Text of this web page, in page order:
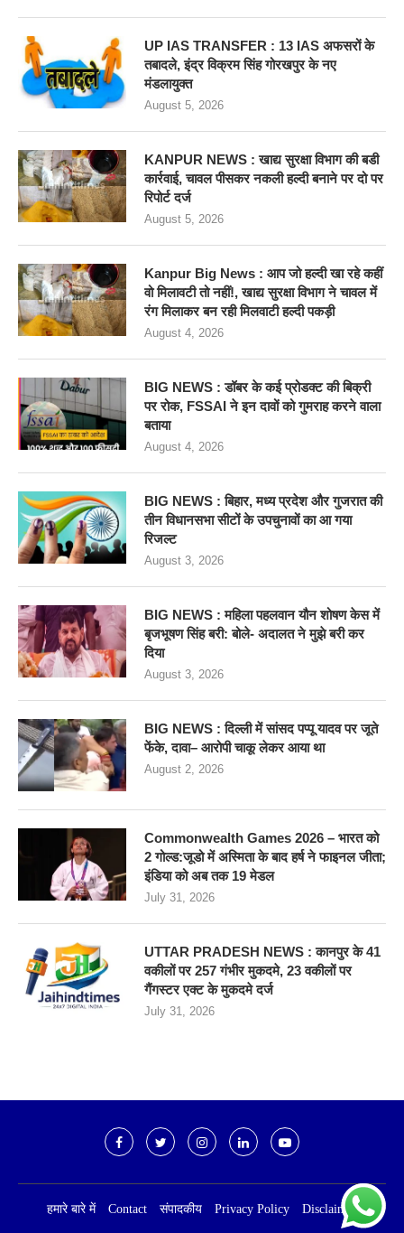
UP IAS TRANSFER : 13 IAS अफसरों के
तबादले, इंद्र विक्रम सिंह गोरखपुर के नए
मंडलायुक्त
August 5, 2026
KANPUR NEWS : खाद्य सुरक्षा विभाग की बडी
कार्रवाई, चावल पीसकर नकली हल्दी बनाने पर दो पर
रिपोर्ट दर्ज
August 5, 2026
Kanpur Big News : आप जो हल्दी खा रहे कहीं
वो मिलावटी तो नहीं!, खाद्य सुरक्षा विभाग ने चावल में
रंग मिलाकर बन रही मिलवाटी हल्दी पकड़ी
August 4, 2026
BIG NEWS : डॉबर के कई प्रोडक्ट की बिक्री
पर रोक, FSSAI ने इन दावों को गुमराह करने वाला
बताया
August 4, 2026
BIG NEWS : बिहार, मध्य प्रदेश और गुजरात की
तीन विधानसभा सीटों के उपचुनावों का आ गया
रिजल्ट
August 3, 2026
BIG NEWS : महिला पहलवान यौन शोषण केस में
बृजभूषण सिंह बरी: बोले- अदालत ने मुझे बरी कर
दिया
August 3, 2026
BIG NEWS : दिल्ली में सांसद पप्पू यादव पर जूते
फेंके, दावा– आरोपी चाकू लेकर आया था
August 2, 2026
Commonwealth Games 2026 – भारत को
2 गोल्ड:जूडो में अस्मिता के बाद हर्ष ने फाइनल जीता;
इंडिया को अब तक 19 मेडल
July 31, 2026
UTTAR PRADESH NEWS : कानपुर के 41
वकीलों पर 257 गंभीर मुकदमे, 23 वकीलों पर
गैंगस्टर एक्ट के मुकदमे दर्ज
July 31, 2026
हमारे बारे में Contact संपादकीय Privacy Policy Disclaimer